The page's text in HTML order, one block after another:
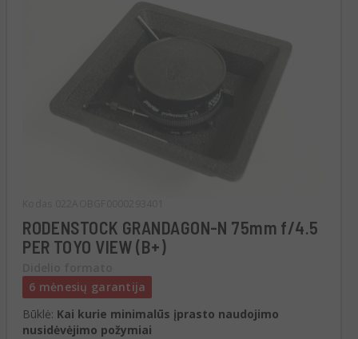
RODENSTOCK GRANDAGON-N 75mm f/4.5
PER TOYO VIEW (B+)
6 mėnesių garantija
Būklė: Kai kurie minimalūs įprasto naudojimo
nusidėvėjimo požymiai